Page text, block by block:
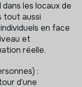
dans les locaux de
tout aussi
en face
et
réelle.
:
d’une